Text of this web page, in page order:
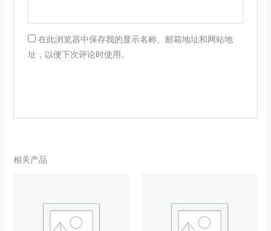
在此浏览器中保存我的显示名称、邮箱地址和网站地
址，以便下次评论时使用。
相关产品